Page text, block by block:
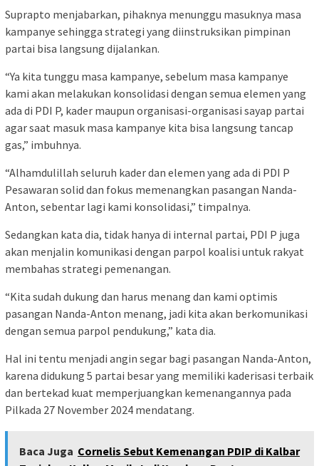
Suprapto menjabarkan, pihaknya menunggu masuknya masa
kampanye sehingga strategi yang diinstruksikan pimpinan
partai bisa langsung dijalankan.
“Ya kita tunggu masa kampanye, sebelum masa kampanye
kami akan melakukan konsolidasi dengan semua elemen yang
ada di PDI P, kader maupun organisasi-organisasi sayap partai
agar saat masuk masa kampanye kita bisa langsung tancap
gas,” imbuhnya.
“Alhamdulillah seluruh kader dan elemen yang ada di PDI P
Pesawaran solid dan fokus memenangkan pasangan Nanda-
Anton, sebentar lagi kami konsolidasi,” timpalnya.
Sedangkan kata dia, tidak hanya di internal partai, PDI P juga
akan menjalin komunikasi dengan parpol koalisi untuk rakyat
membahas strategi pemenangan.
“Kita sudah dukung dan harus menang dan kami optimis
pasangan Nanda-Anton menang, jadi kita akan berkomunikasi
dengan semua parpol pendukung,” kata dia.
Hal ini tentu menjadi angin segar bagi pasangan Nanda-Anton,
karena didukung 5 partai besar yang memiliki kaderisasi terbaik
dan bertekad kuat memperjuangkan kemenangannya pada
Pilkada 27 November 2024 mendatang.
Baca Juga Cornelis Sebut Kemenangan PDIP di Kalbar